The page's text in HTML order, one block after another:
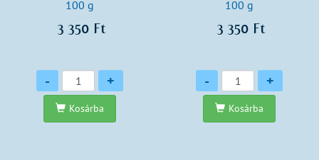
100 g
3 350 Ft
Mennyiség
- +
Kosárba
100 g
3 350 Ft
Mennyiség
- +
Kosárba